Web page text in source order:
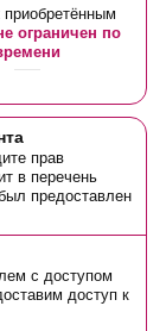
приобретённым
ограничен по
прав
в перечень
предоставлен
с доступом
доступ к